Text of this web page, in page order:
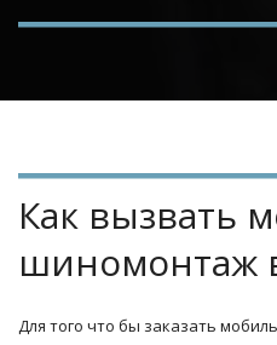
Как вызвать
шиномонтаж
Для того что бы заказать